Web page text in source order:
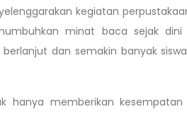
kegiatan
minat baca sejak dini
dan semakin banyak
hanya memberikan